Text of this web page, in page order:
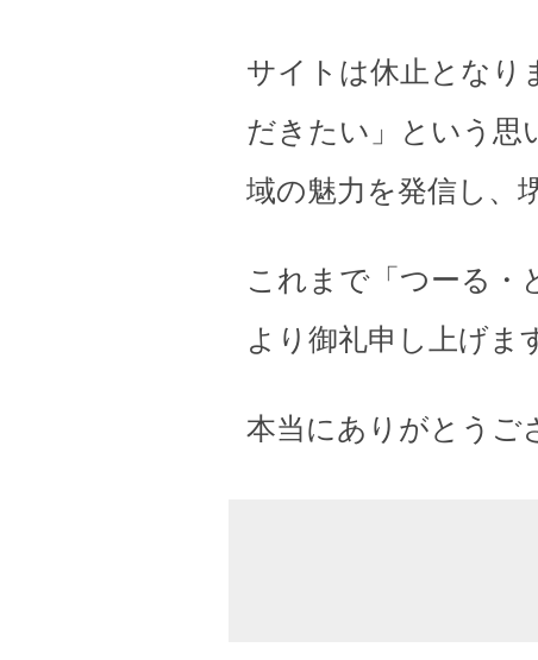
サイトは休止となり
だきたい」という思
域の魅力を発信し、
これまで「つーる・
より御礼申し上げま
本当にありがとうご